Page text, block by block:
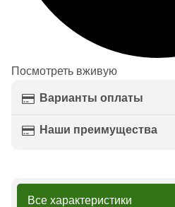
Посмотреть вживую
Варианты оплаты
Наши преимущества
Все характеристики